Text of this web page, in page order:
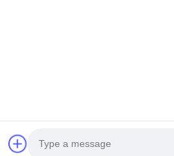
China gut Qualität Öl- und Gasfahrzeug
CLW Automobile Group Co., Ltd .